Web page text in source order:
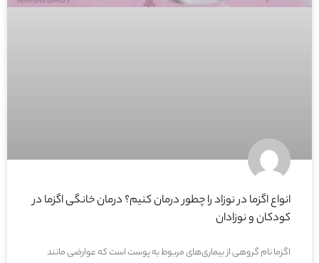
انواع اگزما در نوزاد را چطور درمان کنیم؟ درمان خانگی اگزما در
کودکان و نوزادان
اگزما نام گروهی از بیماری‌های مربوط به پوست است که عوارضی مانند